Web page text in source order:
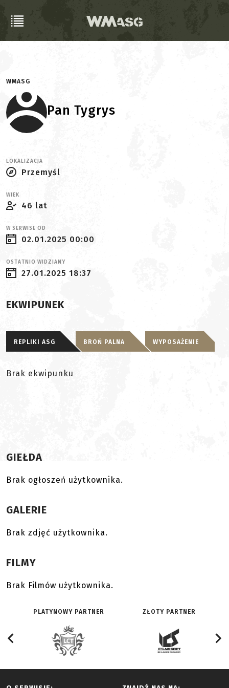
WMASG
Pan Tygrys
LOKALIZACJA
Przemyśl
WIEK
46 lat
W SERWISE OD
02.01.2025 00:00
OSTATNIO WIDZIANY
27.01.2025 18:37
EKWIPUNEK
REPLIKI ASG BROŃ PALNA WYPOSAŻENIE
Brak ekwipunku
GIEŁDA
Brak ogłoszeń użytkownika.
GALERIE
Brak zdjęć użytkownika.
FILMY
Brak Filmów użytkownika.
PLATYNOWY PARTNER ZŁOTY PARTNER